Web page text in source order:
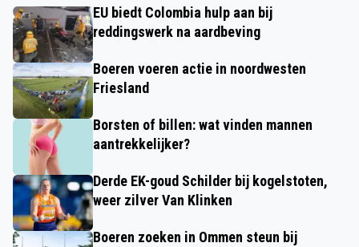
EU biedt Colombia hulp aan bij
reddingswerk na aardbeving
Boeren voeren actie in noordwesten
Friesland
Borsten of billen: wat vinden mannen
aantrekkelijker?
Derde EK-goud Schilder bij kogelstoten,
weer zilver Van Klinken
Boeren zoeken in Ommen steun bij